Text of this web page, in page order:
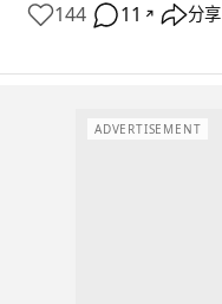
144 11 ↗ 分享
ADVERTISEMENT